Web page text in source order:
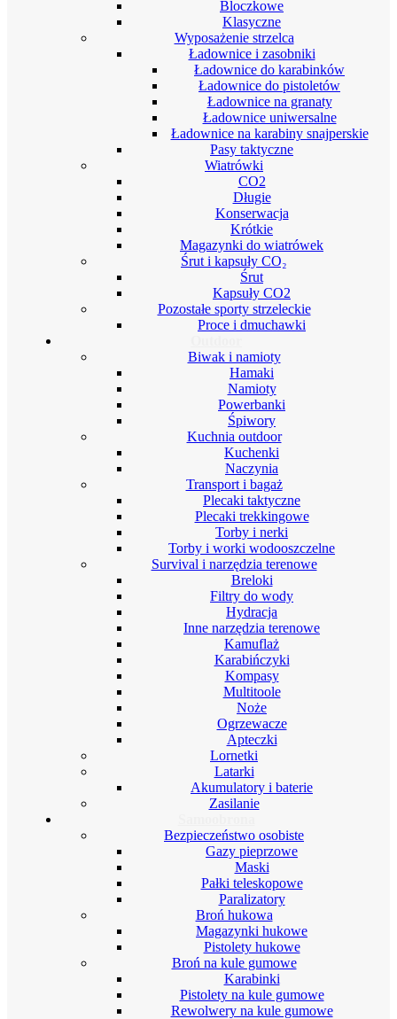
Bloczkowe
Klasyczne
Wyposażenie strzelca
Ładownice i zasobniki
Ładownice do karabinków
Ładownice do pistoletów
Ładownice na granaty
Ładownice uniwersalne
Ładownice na karabiny snajperskie
Pasy taktyczne
Wiatrówki
CO2
Długie
Konserwacja
Krótkie
Magazynki do wiatrówek
Śrut i kapsuły CO₂
Śrut
Kapsuły CO2
Pozostałe sporty strzeleckie
Proce i dmuchawki
Biwak i namioty
Hamaki
Namioty
Powerbanki
Śpiwory
Kuchnia outdoor
Kuchenki
Naczynia
Transport i bagaż
Plecaki taktyczne
Plecaki trekkingowe
Torby i nerki
Torby i worki wodooszczelne
Survival i narzędzia terenowe
Breloki
Filtry do wody
Hydracja
Inne narzędzia terenowe
Kamuflaż
Karabińczyki
Kompasy
Multitoole
Noże
Ogrzewacze
Apteczki
Lornetki
Latarki
Akumulatory i baterie
Zasilanie
Bezpieczeństwo osobiste
Gazy pieprzowe
Maski
Pałki teleskopowe
Paralizatory
Broń hukowa
Magazynki hukowe
Pistolety hukowe
Broń na kule gumowe
Karabinki
Pistolety na kule gumowe
Rewolwery na kule gumowe